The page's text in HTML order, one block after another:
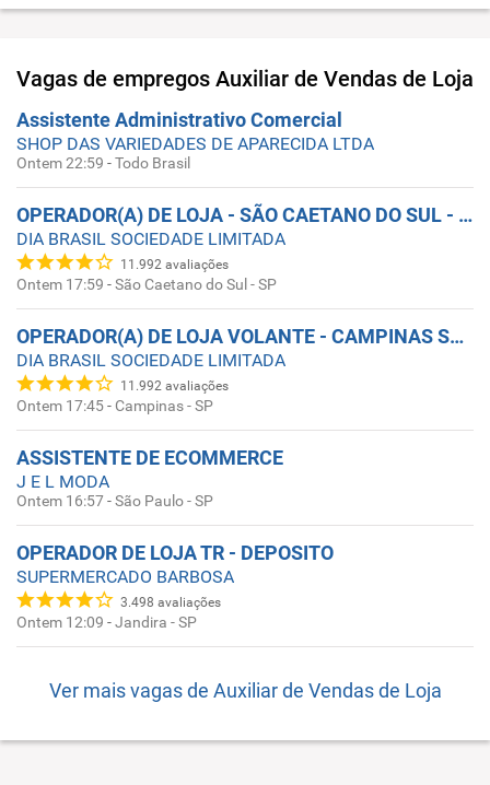
Vagas de empregos Auxiliar de Vendas de Loja
Assistente Administrativo Comercial
SHOP DAS VARIEDADES DE APARECIDA LTDA
Ontem 22:59 -Todo Brasil
OPERADOR(A) DE LOJA - SÃO CAETANO DO SUL - ABC SP
DIA BRASIL SOCIEDADE LIMITADA
11.992 avaliações
Ontem 17:59 -São Caetano do Sul - SP
OPERADOR(A) DE LOJA VOLANTE - CAMPINAS SÃO PAULO
DIA BRASIL SOCIEDADE LIMITADA
11.992 avaliações
Ontem 17:45- Campinas - SP
ASSISTENTE DE ECOMMERCE
J E L MODA
Ontem 16:57-São Paulo - SP
OPERADOR DE LOJA TR - DEPOSITO
SUPERMERCADO BARBOSA
3.498 avaliações
Ontem 12:09 -Jandira - SP
Ver mais vagas de Auxiliar de Vendas de Loja